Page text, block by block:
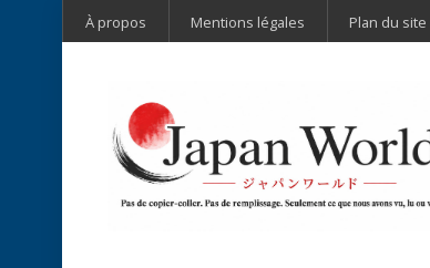
À propos Mentions légales Plan du site